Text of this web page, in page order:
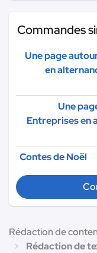
Commandes
Une page
en
Une
Entreprises en
Contes de Noël
Rédaction de
Rédaction de